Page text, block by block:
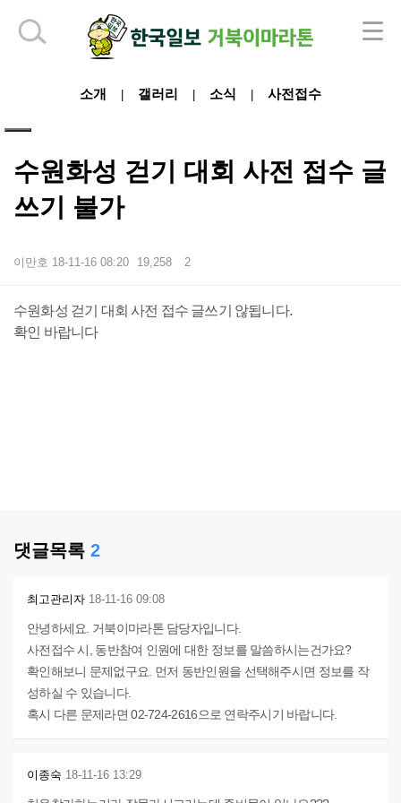
소개 갤러리 소식 사전접수
수원화성 걷기 대회 사전 접수 글
쓰기 불가
이만호 18-11-16 08:20 19,258 2
본문
수원화성 걷기 대회 사전 접수 글쓰기 않됩니다.
확인 바랍니다
댓글목록 2
최고관리자 18-11-16 09:08
안녕하세요. 거북이마라톤 담당자입니다.
사전접수 시, 동반참여 인원에 대한 정보를 말씀하시는건가요?
확인해보니 문제없구요. 먼저 동반인원을 선택해주시면 정보를 작
성하실 수 있습니다.
혹시 다른 문제라면 02-724-2616으로 연락주시기 바랍니다.
이종숙 18-11-16 13:29
하단 영역